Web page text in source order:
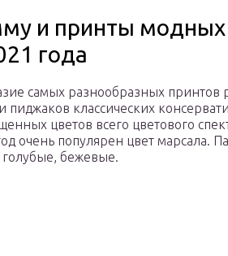
и принты
года
самых разнообразных принтов
классических
цветов всего цветового
очень популярен цвет марсала.
голубые, бежевые.